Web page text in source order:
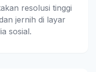
resolusi tinggi
jernih di layar
sosial.